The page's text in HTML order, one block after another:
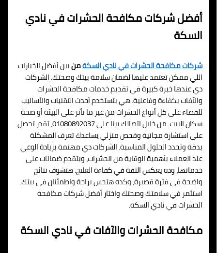
أفضل شركات مكافحة الحشرات في نادي
السكة
شركات مكافحة الحشرات في نادي السكةمنبين أفضل الخيارات
اللي ممكن تعتمد عليها لضمان سلامة بيتك وصحتك. الشركات
دي عندها خبرة كبيرة في تقديم خدمات مكافحة الحشرات
والآفات بكفاءة وفاعلية. هي بتستخدم أحدث التقنيات والأساليب
للقضاء على كل أنواع الحشرات من غير ما تأثر على البيئة أو صحة
سكان البيت. من خلال اتصالك بينا على 01080892037، تقدر تحصل
على استشارة مجانية وفحص منزلي يساعدك تعرف المشكلة
بدقة وتحدد الحلول المناسبة. الشركات دي مهتمة بزيادة الوعي
عند العملاء بأهمية الوقاية من الحشرات، وبتقدم ضمانات على
خدماتها، وده يعكس الثقة في كفاءة العلاج. هتشوف نتائج
واضحة في فترة قصيرة، وكده هتحس براحة واطمئنان في بيتك.
استثمر في سلامتك وصحتك واختار أفضل شركات مكافحة
الحشرات في نادي السكة.
مكافحة الحشرات والآفات في نادي السكة